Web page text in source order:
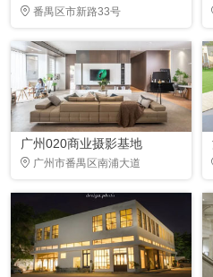
番禺区市新路33号
广州020商业摄影基地
广州市番禺区南浦大道